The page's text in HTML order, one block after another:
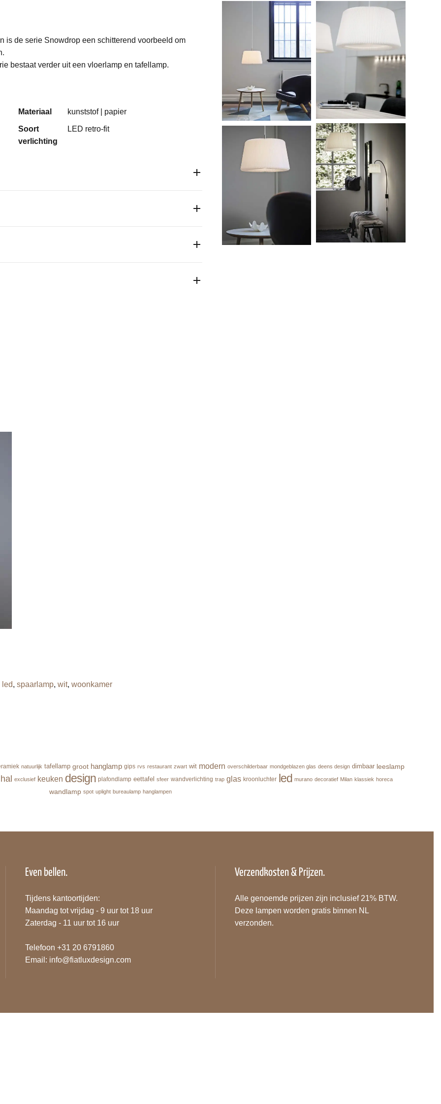
de serie Snowdrop een schitterend voorbeeld om
bestaat verder uit een vloerlamp en tafellamp.
Materiaal kunststof | papier
Soort
verlichting
LED retro-fit
led, spaarlamp, wit, woonkamer
natuurlijk tafellamp groot hanglamp gips rvs restaurant zwart wit modern overschilderbaar mondgeblazen glas deens design dimbaar leeslamp
hal exclusief keuken design plafondlamp eettafel sfeer wandverlichting trap glas kroonluchter led murano decoratief Milan klassiek horeca
wandlamp spot uplight bureaulamp hanglampen
Even bellen.
Tijdens kantoortijden:
Maandag tot vrijdag - 9 uur tot 18 uur
Zaterdag - 11 uur tot 16 uur
Telefoon +31 20 6791860
Email: info@fiatluxdesign.com
Verzendkosten & Prijzen.
Alle genoemde prijzen zijn inclusief 21% BTW.
Deze lampen worden gratis binnen NL
verzonden.